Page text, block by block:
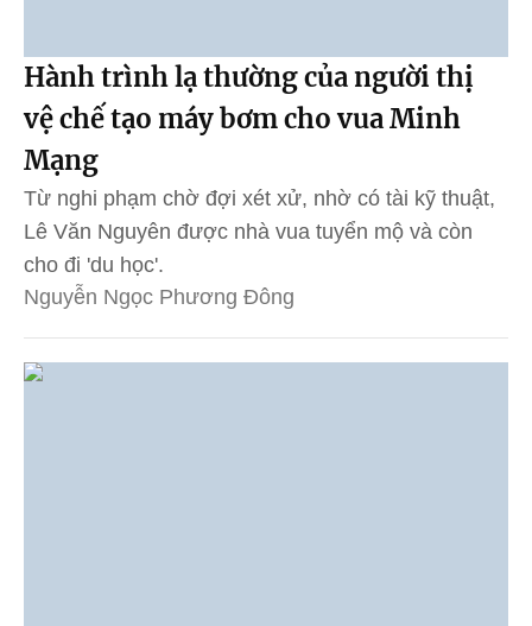
Hành trình lạ thường của người thị
vệ chế tạo máy bơm cho vua Minh
Mạng
Từ nghi phạm chờ đợi xét xử, nhờ có tài kỹ thuật,
Lê Văn Nguyên được nhà vua tuyển mộ và còn
cho đi 'du học'.
Nguyễn Ngọc Phương Đông